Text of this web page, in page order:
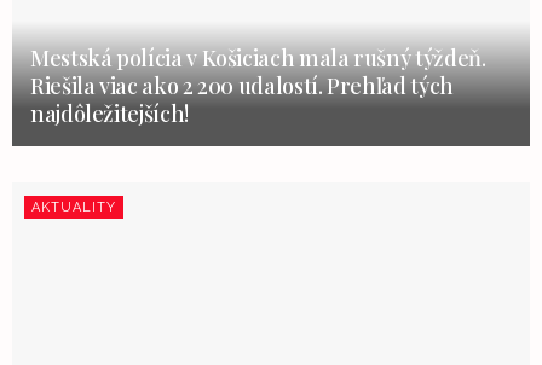
Mestská polícia v Košiciach mala rušný týždeň.
Riešila viac ako 2 200 udalostí. Prehľad tých
najdôležitejších!
AKTUALITY